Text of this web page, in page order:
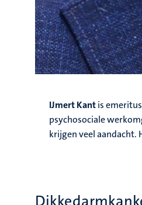
IJmert Kantis
psychosociale
krijgen veel aandacht.